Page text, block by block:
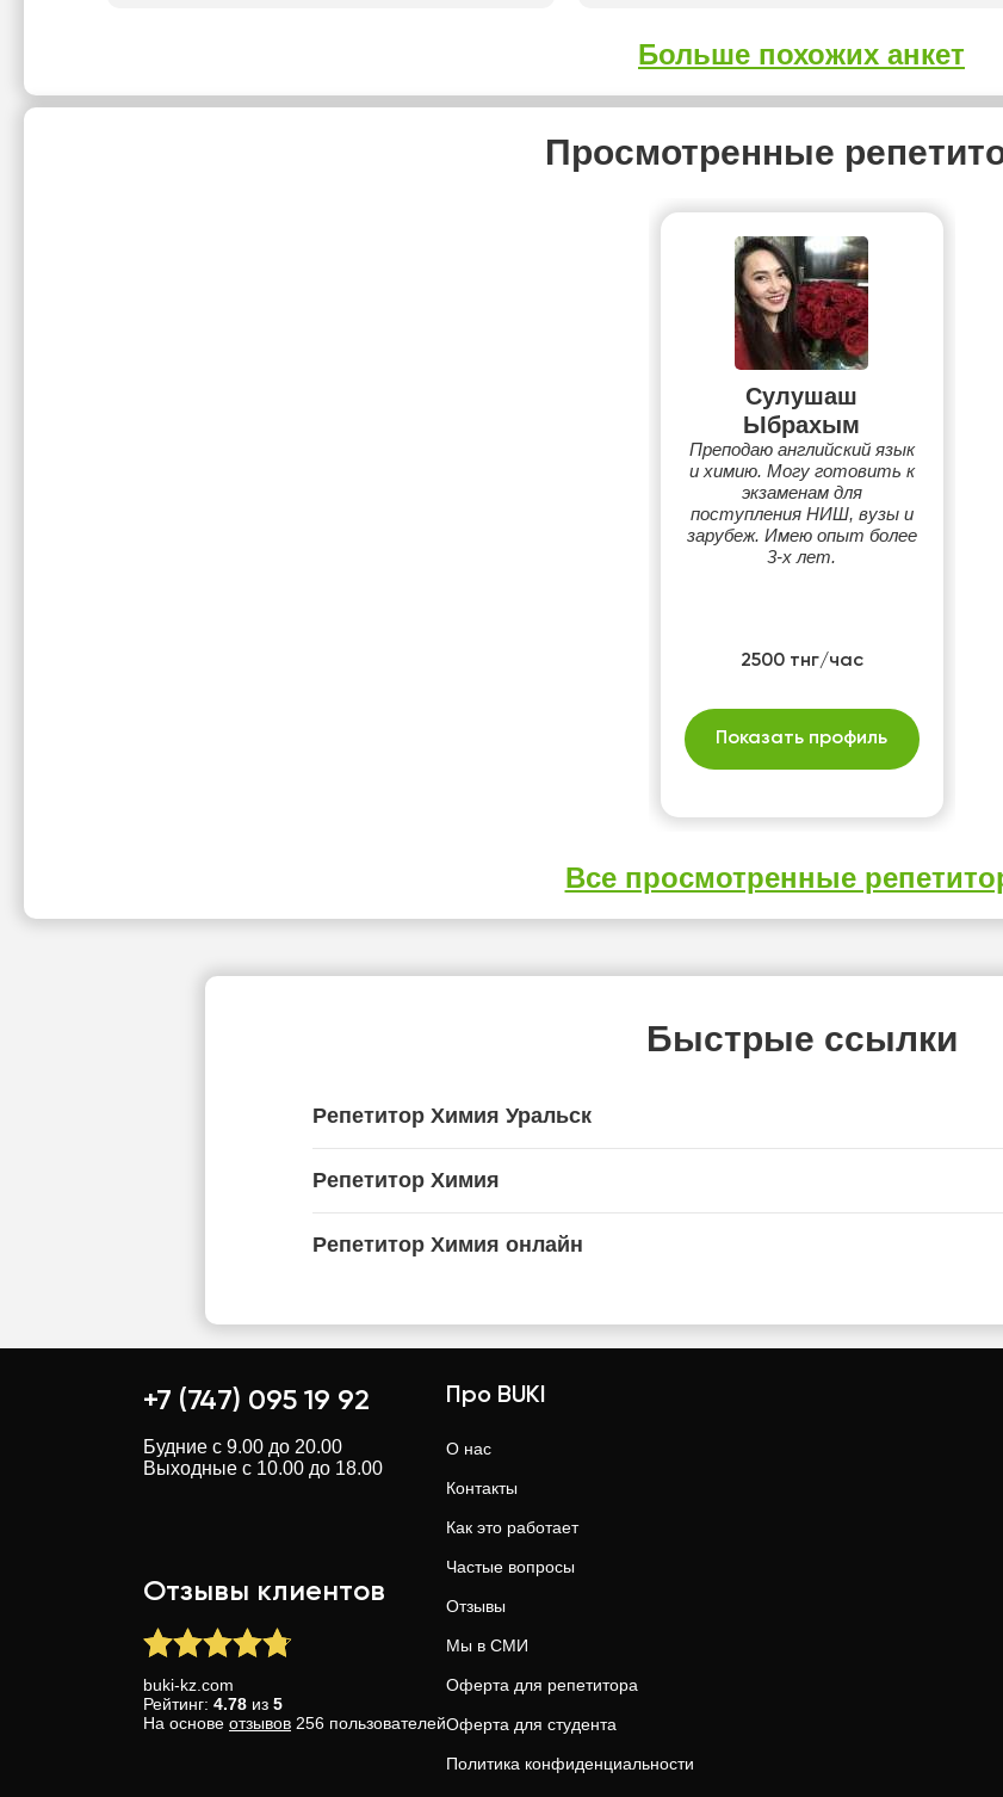
Больше похожих анкет
Просмотренные
Сулушаш
Ыбрахым
Преподаю английский язык
и химию. Могу готовить к
экзаменам для
поступления НИШ, вузы и
зарубеж. Имею опыт более
3-х лет.
2500 тнг/час
Показать профиль
Все просмотренные
Быстрые ссылки
Репетитор Химия Уральск
Репетитор Химия
Репетитор Химия онлайн
+7 (747) 095 19 92
Будние с 9.00 до 20.00
Выходные с 10.00 до 18.00
Отзывы клиентов
buki-kz.com
Рейтинг: 4.78 из 5
На основе отзывов 256 пользователей
Про BUKI
О нас
Контакты
Как это работает
Частые вопросы
Отзывы
Мы в СМИ
Оферта для репетитора
Оферта для студента
Политика конфиденциальности